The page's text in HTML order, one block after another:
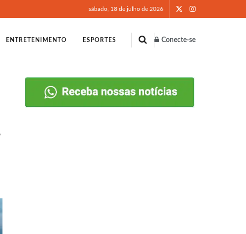
sábado, 18 de julho de 2026
ENTRETENIMENTO ESPORTES Conecte-se